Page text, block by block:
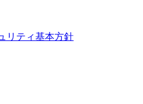
リティ基本方針